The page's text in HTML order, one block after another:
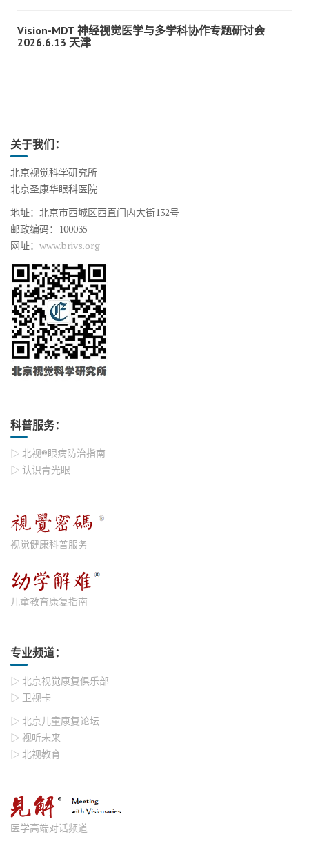
Vision-MDT 神经视觉医学与多学科协作专题研讨会
2026.6.13 天津
关于我们：
北京视觉科学研究所
北京圣康华眼科医院
地址：北京市西城区西直门内大街132号
邮政编码：100035
网址： www.brivs.org
科普服务：
▷ 北视®眼病防治指南
▷ 认识青光眼
视觉健康科普服务
儿童教育康复指南
专业频道：
▷ 北京视觉康复俱乐部
▷ 卫视卡
▷ 北京儿童康复论坛
▷ 视听未来
▷ 北视教育
医学高端对话频道